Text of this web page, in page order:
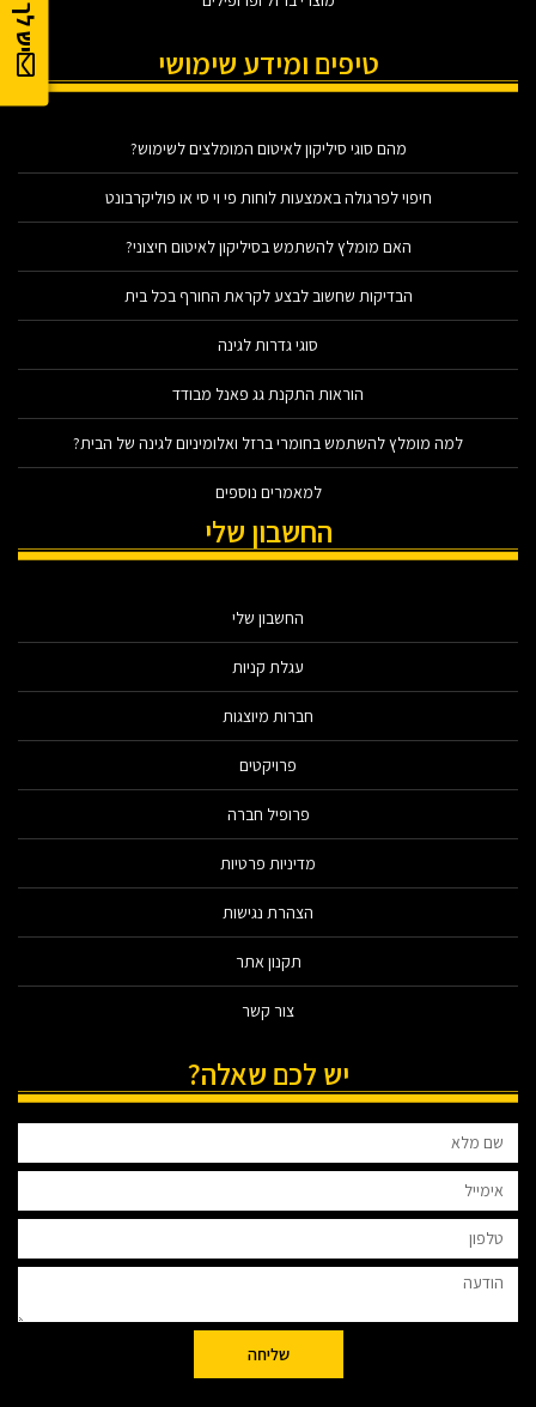
טיפים ומידע שימושי
מהם סוגי סיליקון לאיטום המומלצים לשימוש?
חיפוי לפרגולה באמצעות לוחות פי וי סי או פוליקרבונט
האם מומלץ להשתמש בסיליקון לאיטום חיצוני?
הבדיקות שחשוב לבצע לקראת החורף בכל בית
סוגי גדרות לגינה
הוראות התקנת גג פאנל מבודד
למה מומלץ להשתמש בחומרי ברזל ואלומיניום לגינה של הבית?
למאמרים נוספים
החשבון שלי
החשבון שלי
עגלת קניות
חברות מיוצגות
פרויקטים
פרופיל חברה
מדיניות פרטיות
הצהרת נגישות
תקנון אתר
צור קשר
יש לכם שאלה?
שליחה